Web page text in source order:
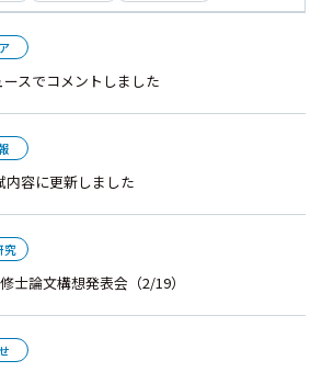
スでコメントしました
内容に更新しました
究
士論文構想発表会（2/19）